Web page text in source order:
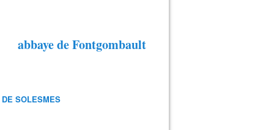
abbaye de Fontgombault
SOLESMES